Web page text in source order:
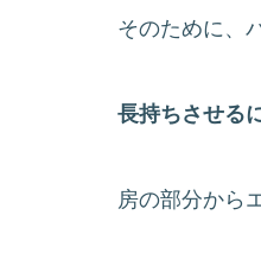
そのために、
長持ちさせる
房の部分から